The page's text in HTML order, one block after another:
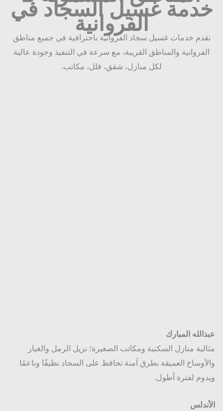
غسيل السجاد في
الفروانية
خدمات غسيل سجاد الفروانية باحترافية في جميع مناطق
والمناطق القريبة، مع سرعة في التنفيذ وجودة عالية
لكل منازل، شقق، فلل، مكاتب.
المبارك
منازل السكنية ومكاتب الصغيرة؛ نزيل الرمل والغبار
العميقة بطرق آمنة تحافظ على السجاد نظيفًا وناعمًا
لفترة أطول.